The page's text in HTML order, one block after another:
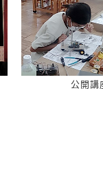
公開講